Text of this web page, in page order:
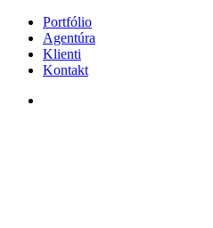
Portfólio
Agentúra
Klienti
Kontakt